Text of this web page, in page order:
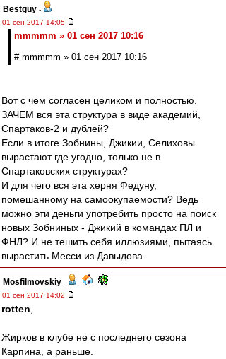
Bestguy -
01 сен 2017 14:05
mmmmm » 01 сен 2017 10:16
# mmmmm » 01 сен 2017 10:16
Вот с чем согласен целиком и полностью.
ЗАЧЕМ вся эта структура в виде академий,
Спартаков-2 и дублей?
Если в итоге Зобнины, Джикии, Селиховы
вырастают где угодно, только не в
Спартаковских структурах?
И для чего вся эта херня Федуну,
помешанному на самоокупаемости? Ведь
можно эти деньги употребить просто на поиск
новых Зобниных - Джикий в командах ПЛ и
ФНЛ? И не тешить себя иллюзиями, пытаясь
вырастить Месси из Давыдова.
Mosfilmovskiy -
01 сен 2017 14:02
rotten
Жирков в клубе не с последнего сезона
Карпина, а раньше.